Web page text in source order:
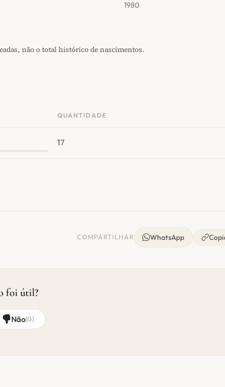
1980
não o total histórico de nascimentos.
QUANTIDADE
17
COMPARTILHAR WhatsApp
foi útil?
Não(0)